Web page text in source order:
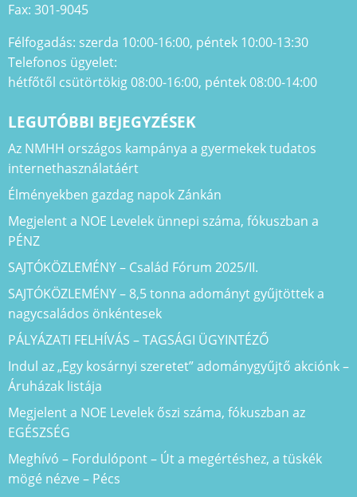
Fax: 301-9045
Félfogadás: szerda 10:00-16:00, péntek 10:00-13:30
Telefonos ügyelet:
hétfőtől csütörtökig 08:00-16:00, péntek 08:00-14:00
LEGUTÓBBI BEJEGYZÉSEK
Az NMHH országos kampánya a gyermekek tudatos
internethasználatáért
Élményekben gazdag napok Zánkán
Megjelent a NOE Levelek ünnepi száma, fókuszban a
PÉNZ
SAJTÓKÖZLEMÉNY – Család Fórum 2025/II.
SAJTÓKÖZLEMÉNY – 8,5 tonna adományt gyűjtöttek a
nagycsaládos önkéntesek
PÁLYÁZATI FELHÍVÁS – TAGSÁGI ÜGYINTÉZŐ
Indul az „Egy kosárnyi szeretet” adománygyűjtő akciónk –
Áruházak listája
Megjelent a NOE Levelek őszi száma, fókuszban az
EGÉSZSÉG
Meghívó – Fordulópont – Út a megértéshez, a tüskék
mögé nézve – Pécs